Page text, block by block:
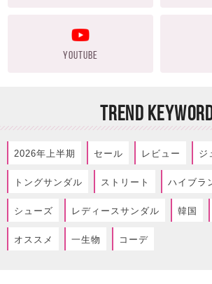
YOUTUBE
TREND
2026年上半期 セール レビュー ジ
トングサンダル ストリート ハイブラ
シューズ レディースサンダル 韓国
オススメ 一生物 コーデ